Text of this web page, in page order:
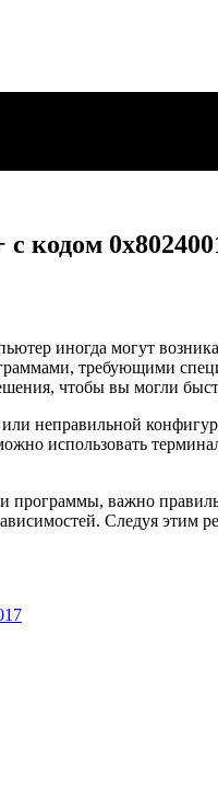
кодом
иногда могут
требующими
чтобы вы могли
неправильной
использовать
важно
Следуя